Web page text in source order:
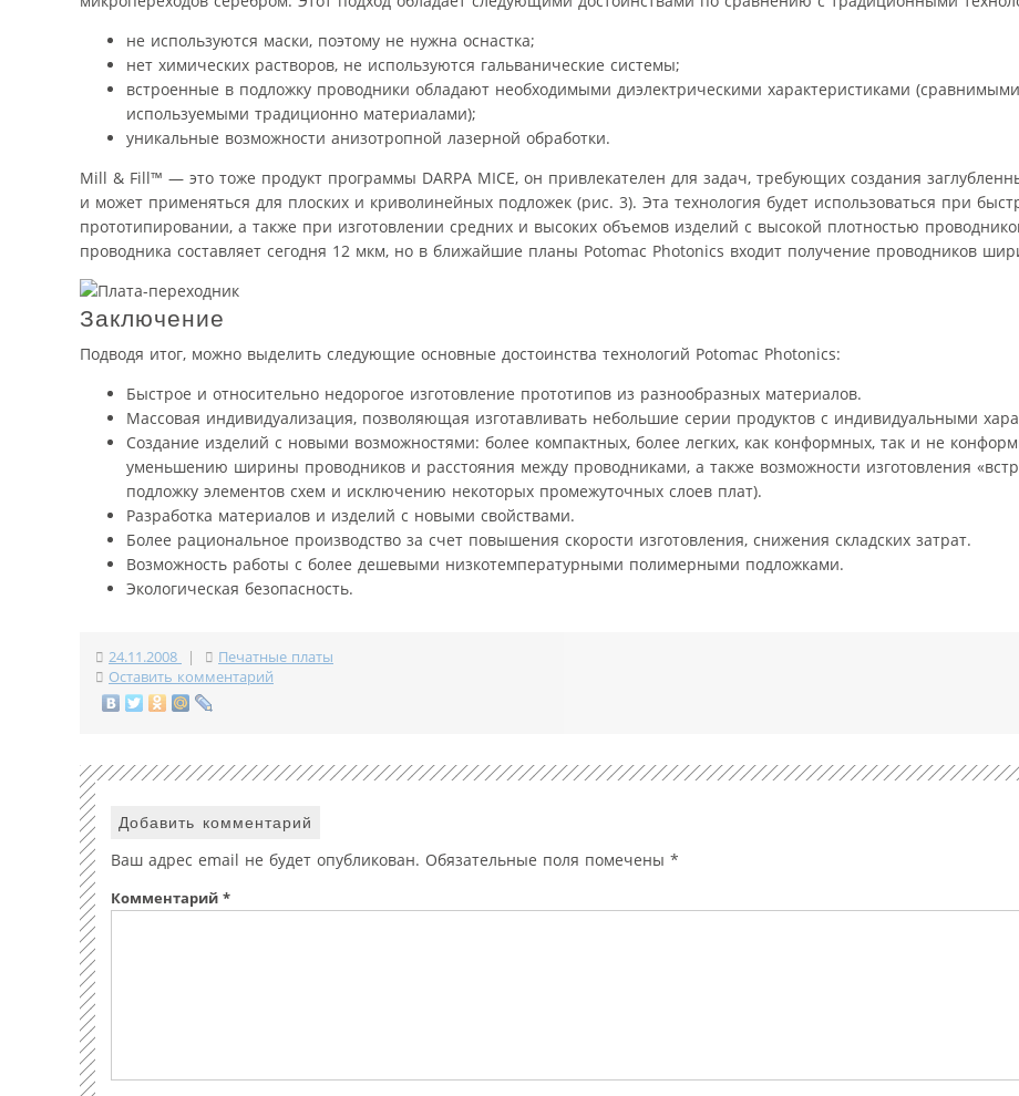
не используются маски, поэтому не нужна оснастка;
нет химических растворов, не используются гальванические системы;
встроенные в подложку проводники обладают необходимыми диэлектрическими характеристиками
используемыми традиционно материалами);
уникальные возможности анизотропной лазерной обработки.
Mill & Fill™ — это тоже продукт программы DARPA MICE, он привлекателен для задач, требующих создания
и может применяться для плоских и криволинейных подложек (рис. 3). Эта технология будет использоваться при
прототипировании, а также при изготовлении средних и высоких объемов изделий с высокой плотностью
проводника составляет сегодня 12 мкм, но в ближайшие планы Potomac Photonics входит получение проводников
Заключение
Подводя итог, можно выделить следующие основные достоинства технологий Potomac Photonics:
Быстрое и относительно недорогое изготовление прототипов из разнообразных материалов.
Массовая индивидуализация, позволяющая изготавливать небольшие серии продуктов с индивидуальными
Создание изделий с новыми возможностями: более компактных, более легких, как конформных, так и не
уменьшению ширины проводников и расстояния между проводниками, а также возможности изготовления
подложку элементов схем и исключению некоторых промежуточных слоев плат).
Разработка материалов и изделий с новыми свойствами.
Более рациональное производство за счет повышения скорости изготовления, снижения складских затрат.
Возможность работы с более дешевыми низкотемпературными полимерными подложками.
Экологическая безопасность.
24.11.2008 |
Печатные платы
Оставить комментарий
Добавить комментарий
Ваш адрес email не будет опубликован. Обязательные поля помечены *
Комментарий *